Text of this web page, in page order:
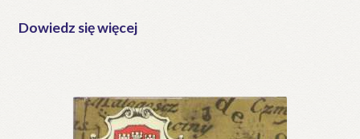
Dowiedz się więcej